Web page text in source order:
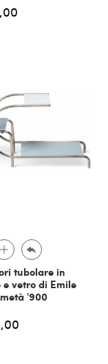
tubolare in
vetro di Emile
'900